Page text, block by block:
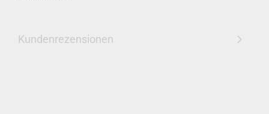
Kundenrezensionen